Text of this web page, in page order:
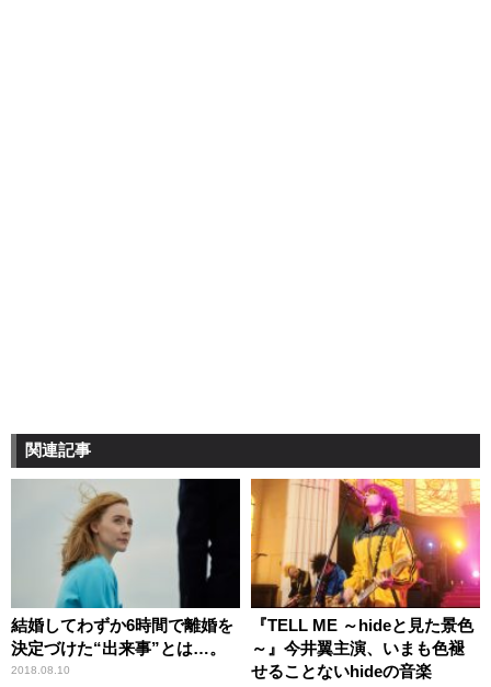
関連記事
結婚してわずか6時間で離婚を
決定づけた“出来事”とは…。
2018.08.10
『TELL ME ～hideと見た景色
～』今井翼主演、いまも色褪
せることないhideの音楽